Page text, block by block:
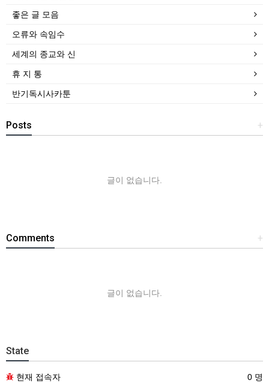
좋은 글 모음
오류와 속임수
세계의 종교와 신
휴 지 통
반기독시사카툰
+
Posts
글이 없습니다.
+
Comments
글이 없습니다.
State
현재 접속자 0 명